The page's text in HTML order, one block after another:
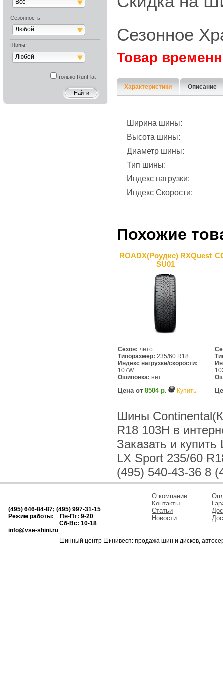
Все
Сезонность
Любой
Шипы:
Любой
только RunFlat
Сезонное
Товар
Характеристики Описание
Ширина шины:
Высота шины:
Диаметр шины:
Тип шины:
Индекс нагрузки:
Индекс Скорости:
Похожие
ROADX(Роудкс) RXQuest
SU01
Сезон: лето
Типоразмер: 235/60 R18
Индекс нагрузки/скорости:
107W
Ошиповка: нет
Цена от 8504 р. Купить
Шины
R18 103H в
Заказать и
LX Sport 235/60
(495) 540-43-36 8
(495) 646-84-87; (495) 997-31-15
Режим работы: Пн-Пт: 9-20
Сб-Вс: 10-18
info@vse-shini.ru
О компании
Контакты
Статьи
Новости
Шинный центр Шинивесп: продажа шин и дисков,